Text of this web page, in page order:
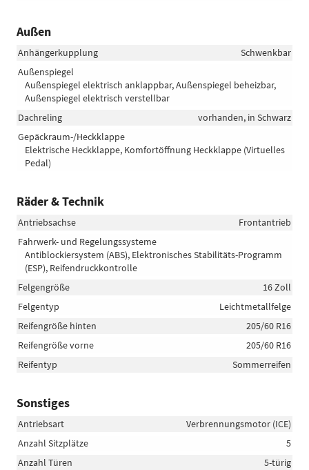
Außen
Anhängerkupplung
Schwenkbar
Außenspiegel
Außenspiegel elektrisch anklappbar, Außenspiegel beheizbar,
Außenspiegel elektrisch verstellbar
Dachreling
vorhanden, in Schwarz
Gepäckraum-/Heckklappe
Elektrische Heckklappe, Komfortöffnung Heckklappe (Virtuelles
Pedal)
Räder & Technik
Antriebsachse
Frontantrieb
Fahrwerk- und Regelungssysteme
Antiblockiersystem (ABS), Elektronisches Stabilitäts-Programm
(ESP), Reifendruckkontrolle
Felgengröße
16 Zoll
Felgentyp
Leichtmetallfelge
Reifengröße hinten
205/60 R16
Reifengröße vorne
205/60 R16
Reifentyp
Sommerreifen
Sonstiges
Antriebsart
Verbrennungsmotor (ICE)
Anzahl Sitzplätze
5
Anzahl Türen
5-türig